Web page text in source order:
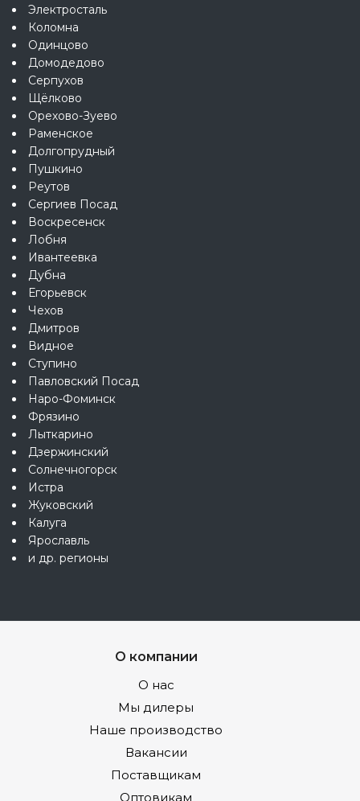
Электросталь
Коломна
Одинцово
Домодедово
Серпухов
Щёлково
Орехово-Зуево
Раменское
Долгопрудный
Пушкино
Реутов
Сергиев Посад
Воскресенск
Лобня
Ивантеевка
Дубна
Егорьевск
Чехов
Дмитров
Видное
Ступино
Павловский Посад
Наро-Фоминск
Фрязино
Лыткарино
Дзержинский
Солнечногорск
Истра
Жуковский
Калуга
Ярославль
и др. регионы
О компании
О нас
Мы дилеры
Наше производство
Вакансии
Поставщикам
Оптовикам